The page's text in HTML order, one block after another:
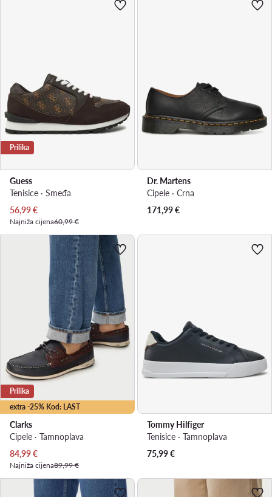
Prilika
Guess
Tenisice · Smeđa
Trenutna cijena
56,99€
Najniža cijena60,99 €
Dr. Martens
Cipele · Crna
171,99€
extra -25% Kod: LAST
Prilika
Clarks
Cipele · Tamnoplava
Trenutna cijena
84,99€
Najniža cijena89,99 €
Tommy Hilfiger
Tenisice · Tamnoplava
75,99€